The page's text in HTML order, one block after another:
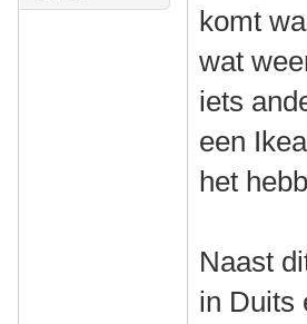
komt
wat
iets
een
het
Naast
in Duits